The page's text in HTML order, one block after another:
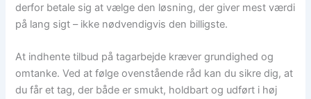
derfor betale sig at vælge den løsning, der giver mest værdi
på lang sigt – ikke nødvendigvis den billigste.
At indhente tilbud på tagarbejde kræver grundighed og
omtanke. Ved at følge ovenstående råd kan du sikre dig, at
du får et tag, der både er smukt, holdbart og udført i høj